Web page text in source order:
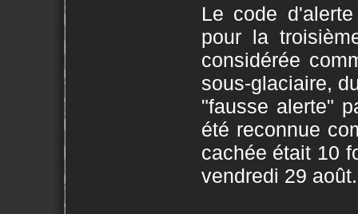
Le code
pour la
considérée
sous-glaciaire,
"fausse alerte"
été reconnue
cachée était 10
vendredi 29